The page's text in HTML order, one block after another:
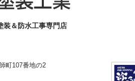
装＆防水工事専門店
町107番地の2